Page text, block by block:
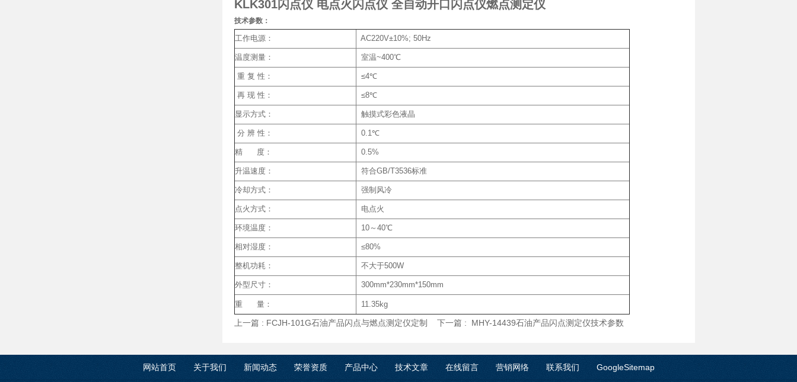
KLK301闪点仪 电点火闪点仪 全自动开口闪点仪燃点测定仪
技术参数：
工作电源： AC220V±10%; 50Hz
温度测量： 室温~400℃
重 复 性： ≤4℃
再 现 性： ≤8℃
显示方式： 触摸式彩色液晶
分 辨 性： 0.1℃
精 度： 0.5%
升温速度： 符合GB/T3536标准
冷却方式： 强制风冷
点火方式： 电点火
环境温度： 10～40℃
相对湿度： ≤80%
整机功耗： 不大于500W
外型尺寸： 300mm*230mm*150mm
重 量： 11.35kg
上一篇 : FCJH-101G石油产品闪点与燃点测定仪定制 下一篇 : MHY-14439石油产品闪点测定仪技术参数
网站首页 关于我们 新闻动态 荣誉资质 产品中心 技术文章 在线留言 营销网络 联系我们 GoogleSitemap